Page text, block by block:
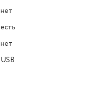
нет
есть
нет
USB